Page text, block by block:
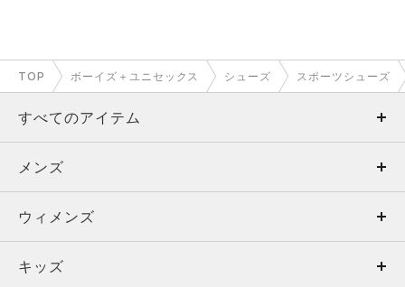
TOP ボーイズ＋ユニセックス シューズ スポーツシューズ
すべてのアイテム
メンズ
ウィメンズ
キッズ
メンズ
トップス
ボトムス
ウィメンズ
トップス
キッズ